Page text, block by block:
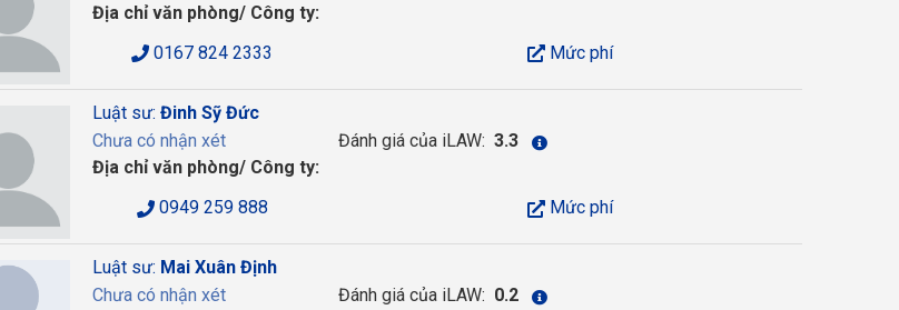
Địa chỉ văn phòng/ Công ty:
0167 824 2333
Mức phí
Luật sư: Đinh Sỹ Đức
Chưa có nhận xét
Đánh giá của iLAW: 3.3
Địa chỉ văn phòng/ Công ty:
0949 259 888
Mức phí
Luật sư: Mai Xuân Định
Chưa có nhận xét
Đánh giá của iLAW: 0.2